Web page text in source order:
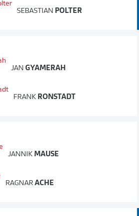
SEBASTIAN POLTER
JAN GYAMERAH
FRANK RONSTADT
JANNIK MAUSE
RAGNAR ACHE